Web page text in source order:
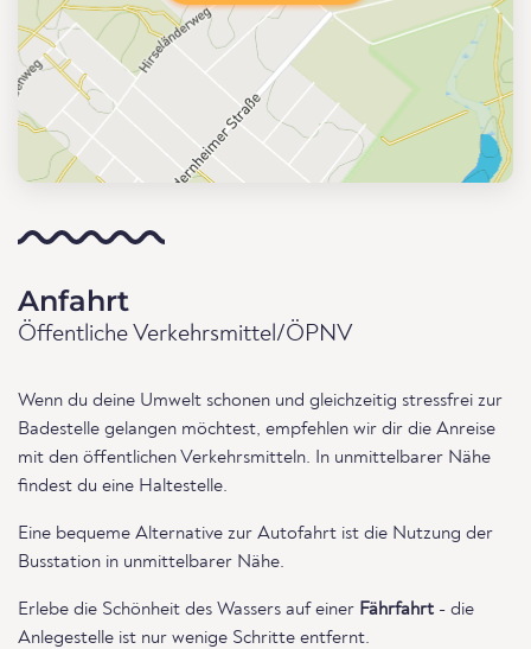
Anfahrt
Öffentliche Verkehrsmittel/ÖPNV
Wenn du deine Umwelt schonen und gleichzeitig stressfrei zur
Badestelle gelangen möchtest, empfehlen wir dir die Anreise
mit den öffentlichen Verkehrsmitteln. In unmittelbarer Nähe
findest du eine Haltestelle.
Eine bequeme Alternative zur Autofahrt ist die Nutzung der
Busstation in unmittelbarer Nähe.
Erlebe die Schönheit des Wassers auf einer Fährfahrt - die
Anlegestelle ist nur wenige Schritte entfernt.